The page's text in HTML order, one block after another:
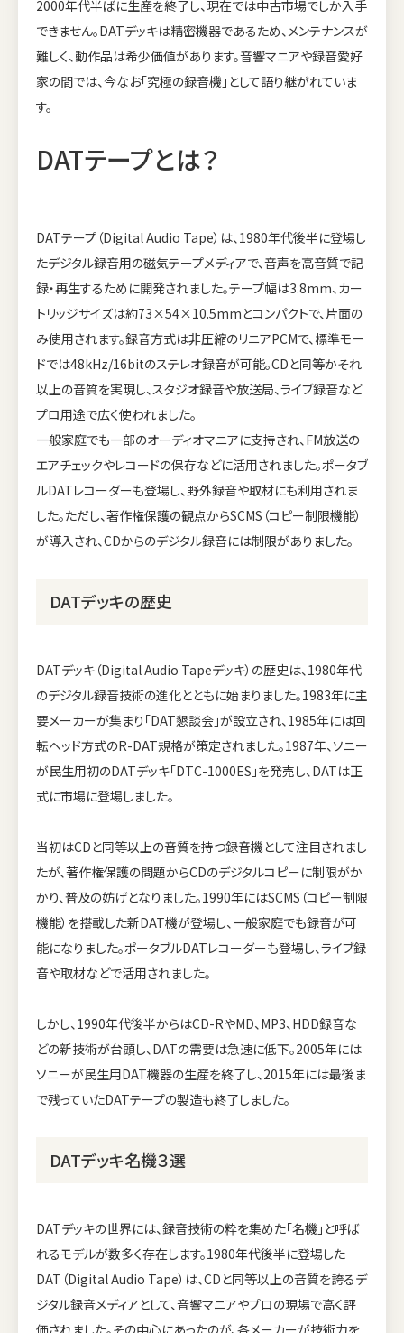
2000年代半ばに生産を終了し、現在では中古市場でしか入手
できません。DATデッキは精密機器であるため、メンテナンスが
難しく、動作品は希少価値があります。音響マニアや録音愛好
家の間では、今なお「究極の録音機」として語り継がれていま
す。
DATテープとは？
DATテープ（Digital Audio Tape）は、1980年代後半に登場し
たデジタル録音用の磁気テープメディアで、音声を高音質で記
録・再生するために開発されました。テープ幅は3.8mm、カー
トリッジサイズは約73×54×10.5mmとコンパクトで、片面の
み使用されます。録音方式は非圧縮のリニアPCMで、標準モー
ドでは48kHz/16bitのステレオ録音が可能。CDと同等かそれ
以上の音質を実現し、スタジオ録音や放送局、ライブ録音など
プロ用途で広く使われました。
一般家庭でも一部のオーディオマニアに支持され、FM放送の
エアチェックやレコードの保存などに活用されました。ポータブ
ルDATレコーダーも登場し、野外録音や取材にも利用されま
した。ただし、著作権保護の観点からSCMS（コピー制限機能）
が導入され、CDからのデジタル録音には制限がありました。
DATデッキの歴史
DATデッキ（Digital Audio Tapeデッキ）の歴史は、1980年代
のデジタル録音技術の進化とともに始まりました。1983年に主
要メーカーが集まり「DAT懇談会」が設立され、1985年には回
転ヘッド方式のR-DAT規格が策定されました。1987年、ソニー
が民生用初のDATデッキ「DTC-1000ES」を発売し、DATは正
式に市場に登場しました。
当初はCDと同等以上の音質を持つ録音機として注目されまし
たが、著作権保護の問題からCDのデジタルコピーに制限がか
かり、普及の妨げとなりました。1990年にはSCMS（コピー制限
機能）を搭載した新DAT機が登場し、一般家庭でも録音が可
能になりました。ポータブルDATレコーダーも登場し、ライブ録
音や取材などで活用されました。
しかし、1990年代後半からはCD-RやMD、MP3、HDD録音な
どの新技術が台頭し、DATの需要は急速に低下。2005年には
ソニーが民生用DAT機器の生産を終了し、2015年には最後ま
で残っていたDATテープの製造も終了しました。
DATデッキ名機３選
DATデッキの世界には、録音技術の粋を集めた「名機」と呼ば
れるモデルが数多く存在します。1980年代後半に登場した
DAT（Digital Audio Tape）は、CDと同等以上の音質を誇るデ
ジタル録音メディアとして、音響マニアやプロの現場で高く評